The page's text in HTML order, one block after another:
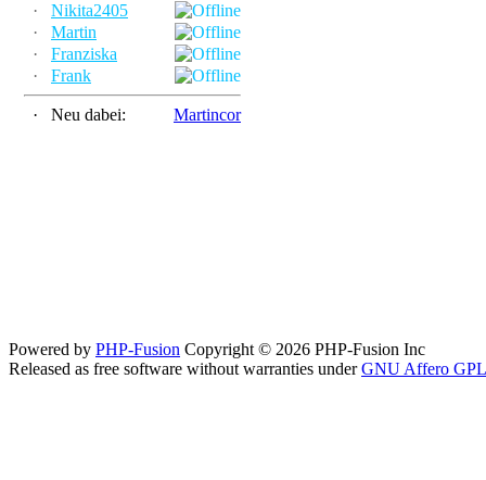
·
Nikita2405
·
Martin
·
Franziska
·
Frank
· Neu dabei: Martincor
Powered by PHP-Fusion Copyright © 2026 PHP-Fusion Inc
Released as free software without warranties underGNU Affero GPL